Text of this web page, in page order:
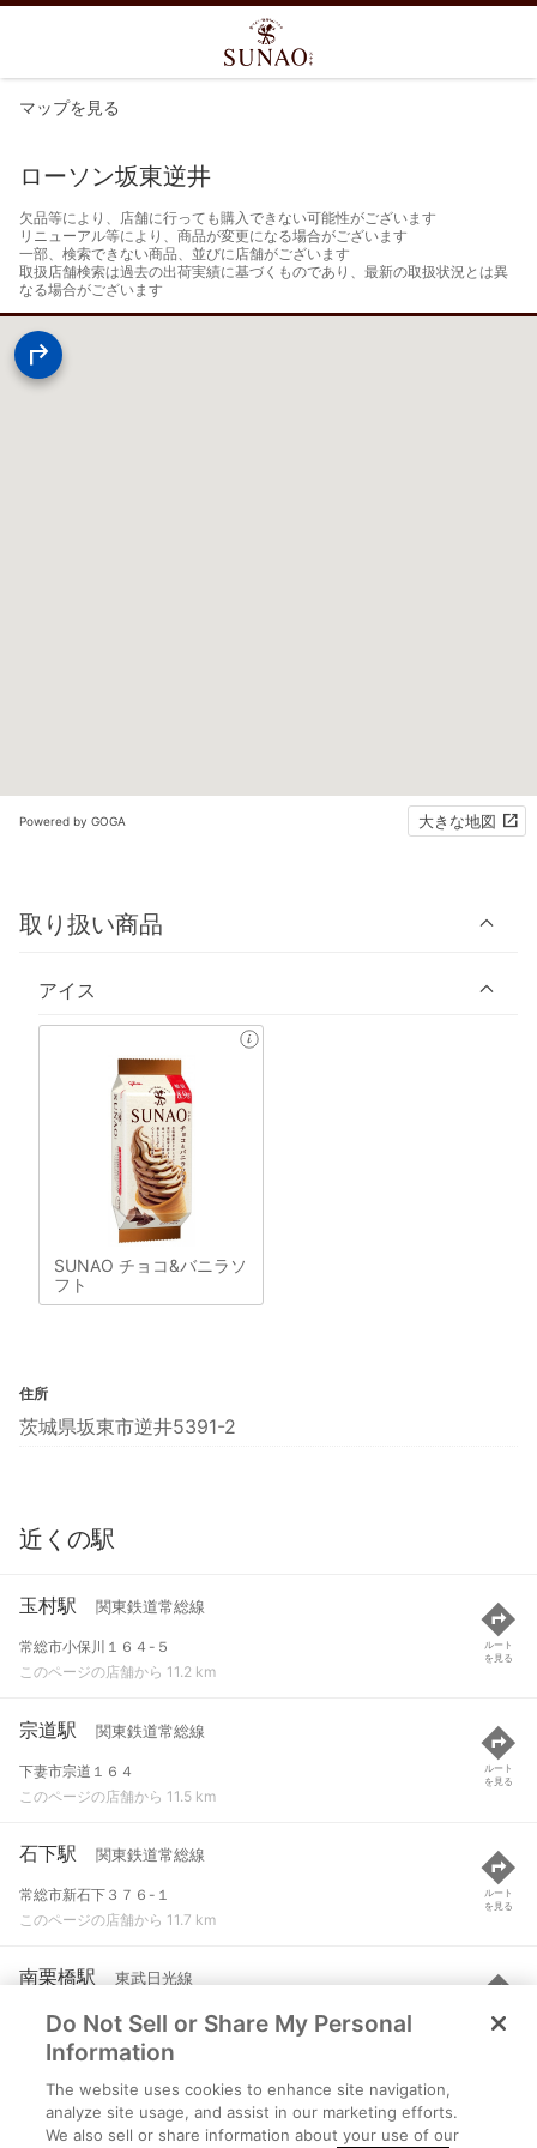
マップを見る
ローソン坂東逆井
欠品等により、店舗に行っても購入できない可能性がございます
リニューアル等により、商品が変更になる場合がございます
一部、検索できない商品、並びに店舗がございます
取扱店舗検索は過去の出荷実績に基づくものであり、最新の取扱状況とは異
なる場合がございます
Powered by GOGA 大きな地図
取り扱い商品
アイス
SUNAO チョコ&バニラソ
フト
住所
茨城県坂東市逆井5391-2
近くの駅
玉村駅 関東鉄道常総線
常総市小保川１６４-５
このページの店舗から 11.2 km
ルート
を見る
宗道駅 関東鉄道常総線
下妻市宗道１６４
このページの店舗から 11.5 km
ルート
を見る
石下駅 関東鉄道常総線
常総市新石下３７６-１
このページの店舗から 11.7 km
ルート
を見る
南栗橋駅 東武日光線
埼玉県久喜市南栗橋一丁目20
このページの店舗から 12 km
ルート
を見る
南石下駅 関東鉄道常総線
常総市大房７４２-４
Do Not Sell or Share My Personal
Information
The website uses cookies to enhance site navigation,
analyze site usage, and assist in our marketing efforts.
We also sell or share information about your use of our